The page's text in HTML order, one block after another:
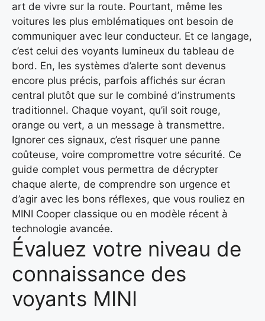
art de vivre sur la route. Pourtant, même les
voitures les plus emblématiques ont besoin de
communiquer avec leur conducteur. Et ce langage,
c’est celui des voyants lumineux du tableau de
bord. En, les systèmes d’alerte sont devenus
encore plus précis, parfois affichés sur écran
central plutôt que sur le combiné d’instruments
traditionnel. Chaque voyant, qu’il soit rouge,
orange ou vert, a un message à transmettre.
Ignorer ces signaux, c’est risquer une panne
coûteuse, voire compromettre votre sécurité. Ce
guide complet vous permettra de décrypter
chaque alerte, de comprendre son urgence et
d’agir avec les bons réflexes, que vous rouliez en
MINI Cooper classique ou en modèle récent à
technologie avancée.
Évaluez votre niveau de
connaissance des
voyants MINI